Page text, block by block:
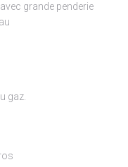
grande penderie
gaz.